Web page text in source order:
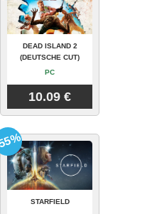
DEAD ISLAND 2
(DEUTSCHE CUT)
PC
10.09 €
STARFIELD